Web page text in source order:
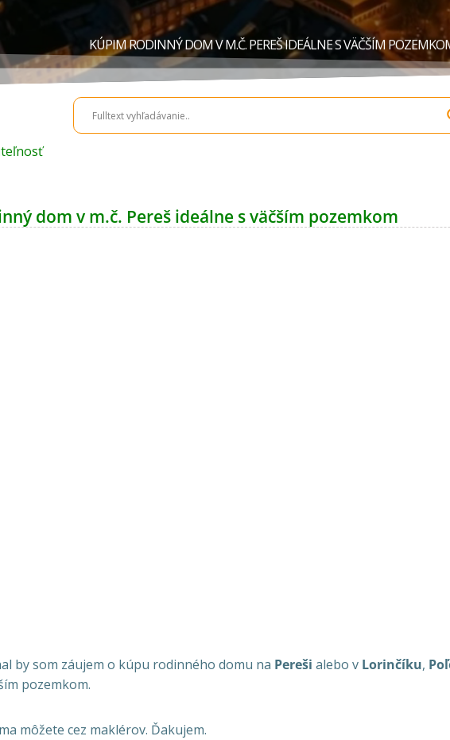
KÚPIM RODINNÝ DOM V M.Č. PEREŠ IDEÁLNE S VÄČŠÍM
dom v m.č. Pereš ideálne s väčším pozemkom
by som záujem o kúpu rodinného domu na Pereši alebo v Lorinčíku,
pozemkom.
môžete cez maklérov. Ďakujem.